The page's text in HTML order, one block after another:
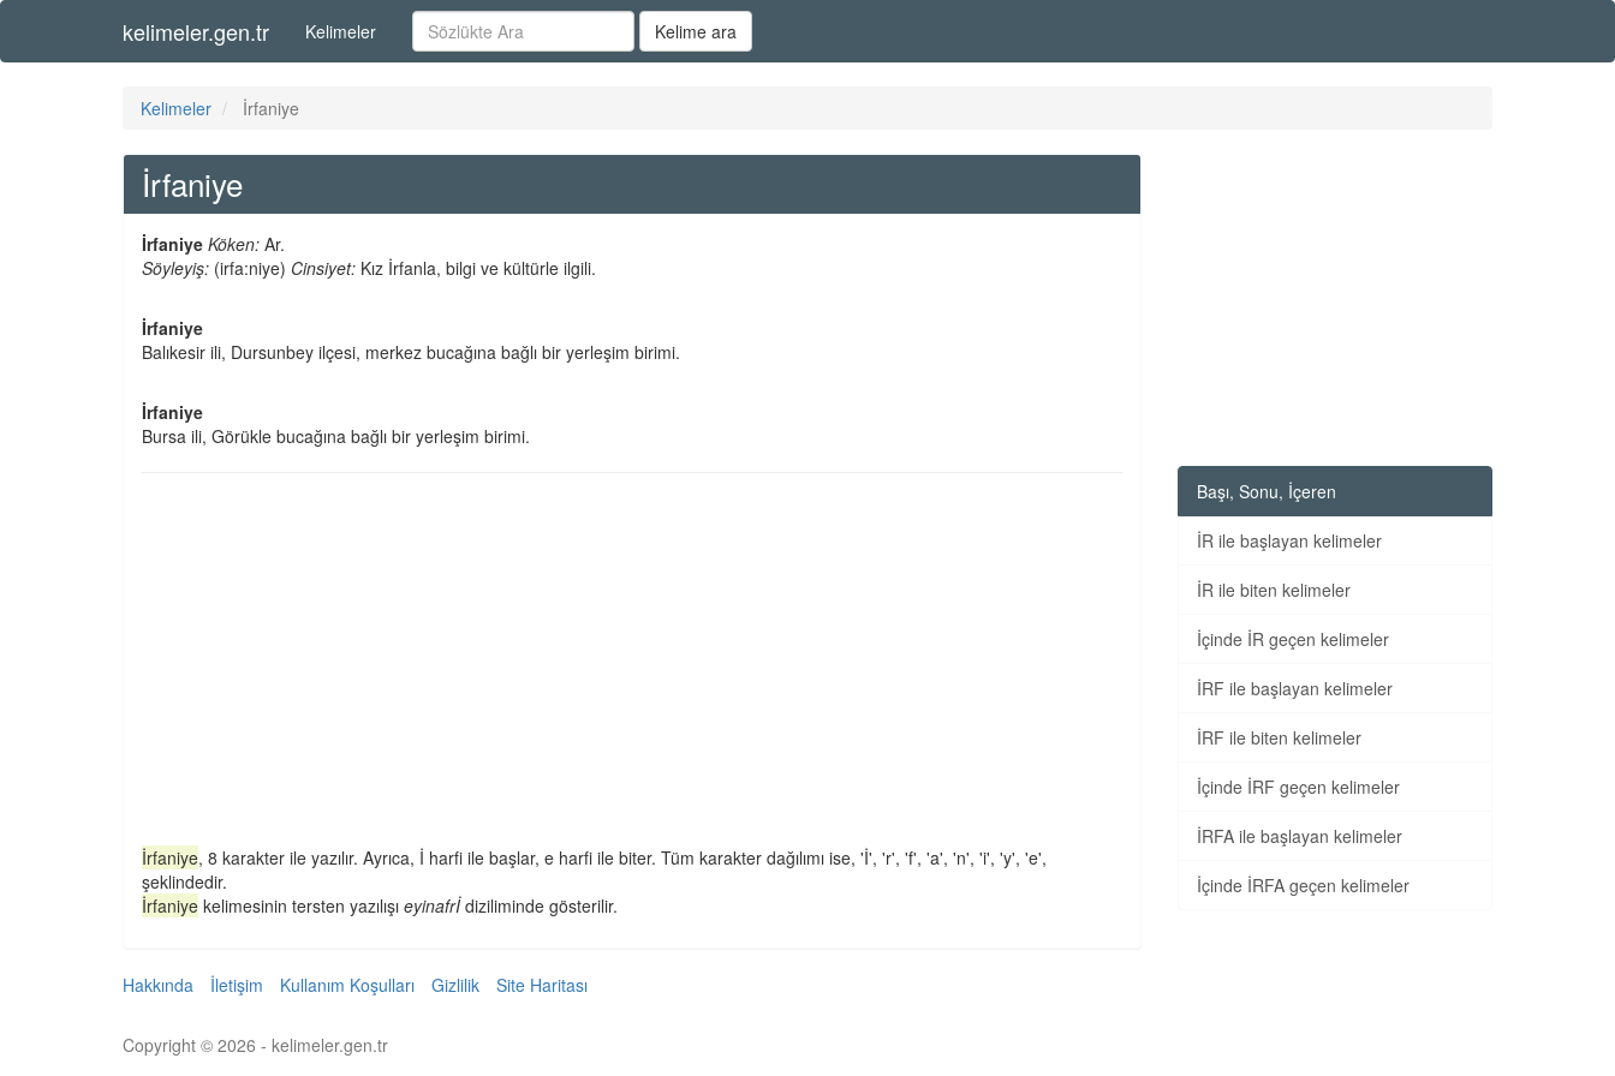
kelimeler.gen.tr Kelimeler Kelime ara
Kelimeler İrfaniye
İrfaniye
İrfaniye Köken: Ar.
Söyleyiş: (irfa:niye) Cinsiyet: Kız İrfanla, bilgi ve kültürle ilgili.
İrfaniye
Balıkesir ili, Dursunbey ilçesi, merkez bucağına bağlı bir yerleşim birimi.
İrfaniye
Bursa ili, Görükle bucağına bağlı bir yerleşim birimi.
İrfaniye, 8 karakter ile yazılır. Ayrıca, İ harfi ile başlar, e harfi ile biter. Tüm karakter dağılımı ise, 'İ', 'r', 'f', 'a', 'n', 'i', 'y', 'e',
şeklindedir.
İrfaniye kelimesinin tersten yazılışı eyinafrİdiziliminde gösterilir.
Başı, Sonu, İçeren
İR ile başlayan kelimeler
İR ile biten kelimeler
İçinde İR geçen kelimeler
İRF ile başlayan kelimeler
İRF ile biten kelimeler
İçinde İRF geçen kelimeler
İRFA ile başlayan kelimeler
İçinde İRFA geçen kelimeler
Hakkında İletişim Kullanım Koşulları Gizlilik Site Haritası
Copyright © 2026 - kelimeler.gen.tr